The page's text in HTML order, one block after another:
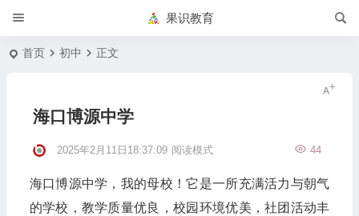
果识教育
首页 初中 正文
海口博源中学
2025年2月11日18:37:09 44
阅读模式
海口博源中学，我的母校！它是一所充满活力与朝气
的学校，教学质量优良，校园环境优美，社团活动丰